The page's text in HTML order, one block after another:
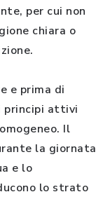
per cui non
chiara o
e prima di
principi attivi
Il
la giornata
e lo
lo strato